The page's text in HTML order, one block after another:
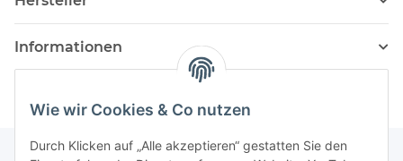
Wie wir Cookies & Co nutzen
Durch Klicken auf „Alle akzeptieren“ gestatten Sie den
Informationen